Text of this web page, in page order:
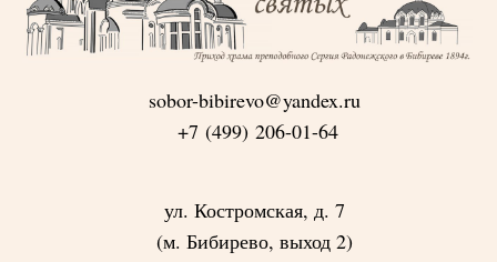
sobor-bibirevo@yandex.ru
+7 (499) 206-01-64
ул. Костромская, д. 7
(м. Бибирево, выход 2)